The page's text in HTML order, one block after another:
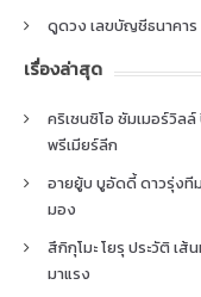
ดูดวง เลขบัญชีธนาคาร
เรื่องล่าสุด
คริเซนซิโอ ซัมเมอร์วิล
พรีเมียร์ลีก
อายยู้บ บูอัดดี้ ดาวรุ่งที
มอง
สึกิกุโมะ โยรุ ประวัติ เ
มาแรง